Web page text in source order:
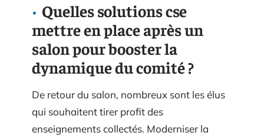
Quelles solutions cse
mettre en place après un
salon pour booster la
dynamique du comité ?
De retour du salon, nombreux sont les élus
qui souhaitent tirer profit des
enseignements collectés. Moderniser la